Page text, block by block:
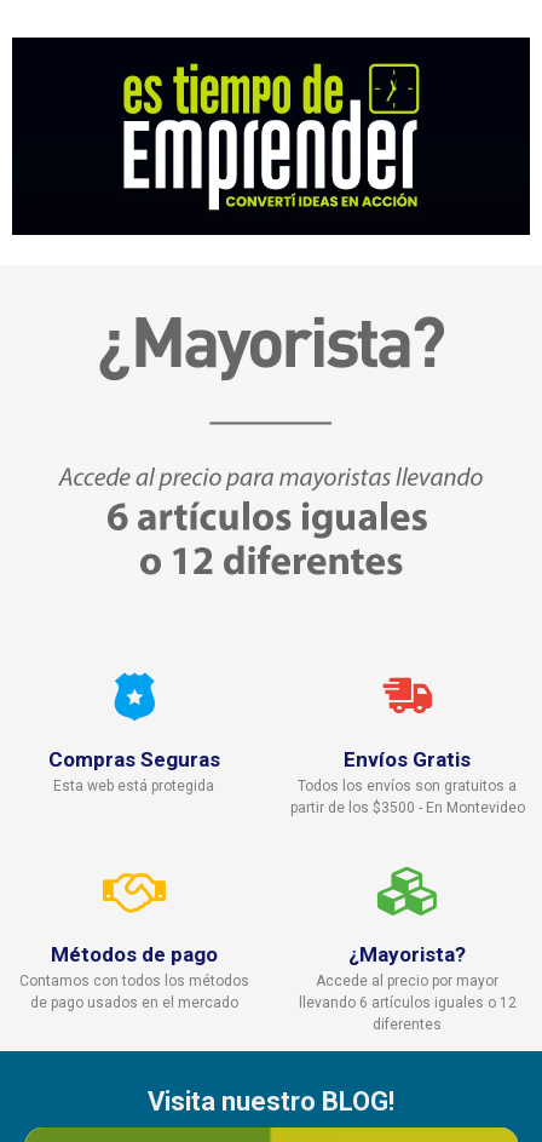
Compras Seguras
Esta web está protegida
Envíos Gratis
Todos los envíos son gratuitos a
partir de los $3500 - En Montevideo
Métodos de pago
Contamos con todos los métodos
de pago usados en el mercado
¿Mayorista?
Accede al precio por mayor
llevando 6 artículos iguales o 12
diferentes
Visita nuestro BLOG!